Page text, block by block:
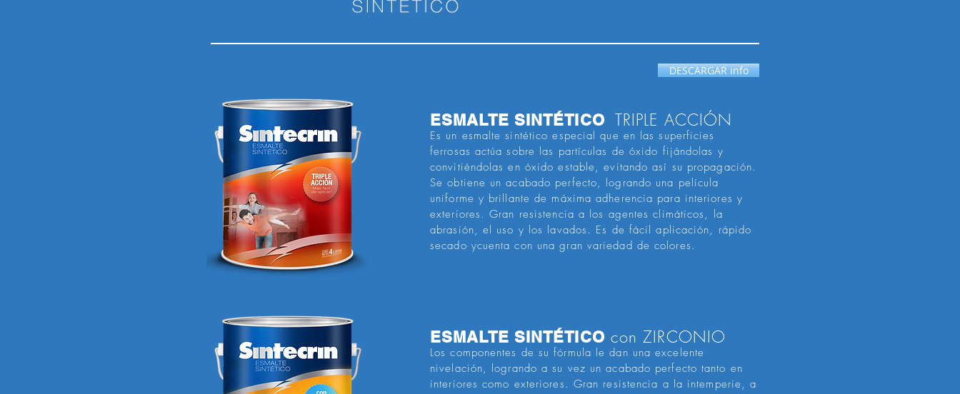
DESCARGAR info
ESMALTE SINTÉTICO TRIPLE ACCIÓN
Es un esmalte sintético especial que en las superficies
ferrosas actúa sobre las partículas de óxido fijándolas y
convitiéndolas en óxido estable, evitando así su propagación.
Se obtiene un acabado perfecto, logrando una película
uniforme y brillante de máxima adherencia para interiores y
exteriores. Gran resistencia a los agentes climáticos, la
abrasión, el uso y los lavados. Es de fácil aplicación, rápido
secado ycuenta con una gran variedad de colores.
ESMALTE SINTÉTICO con ZIRCONIO
Los componentes de su fórmula le dan una excelente
nivelación, logrando a su vez un acabado perfecto tanto en
interiores como exteriores. Gran resistencia a la intemperie, a